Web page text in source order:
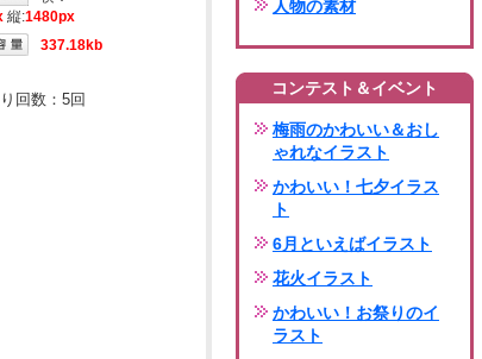
縦:1480px
337.18kb
回数： 5回
人物の素材
コンテスト＆イベント
梅雨のかわいい＆おし
ゃれなイラスト
かわいい！七夕イラス
ト
6月といえばイラスト
花火イラスト
かわいい！お祭りのイ
ラスト